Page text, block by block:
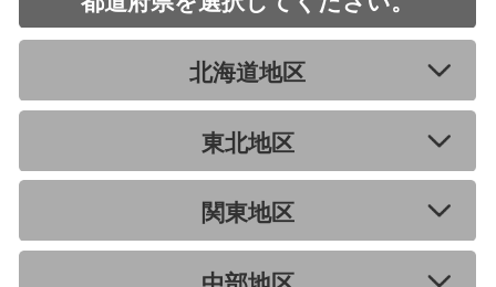
北海道地区
東北地区
関東地区